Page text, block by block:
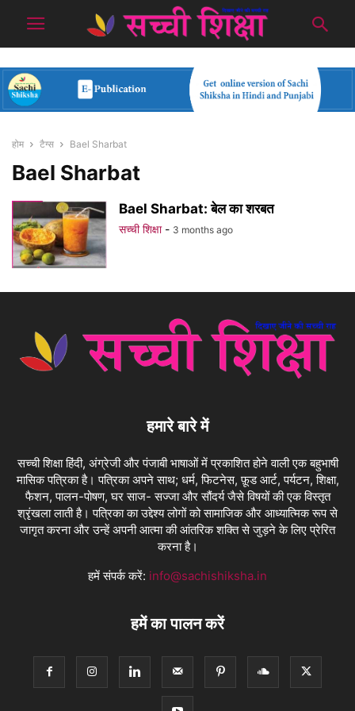
होम टैग्स Bael Sharbat
Bael Sharbat
Bael Sharbat: बेल का शरबत
सच्ची शिक्षा - 3 months ago
हमारे बारे में
सच्ची शिक्षा हिंदी, अंग्रेजी और पंजाबी भाषाओं में प्रकाशित होने वाली एक बहुभाषी
मासिक पत्रिका है। पत्रिका अपने साथ; धर्म, फिटनेस, फ़ूड आर्ट, पर्यटन, शिक्षा,
फैशन, पालन-पोषण, घर साज- सज्जा और सौंदर्य जैसे विषयों की एक विस्तृत
श्रृंखला लाती है। पत्रिका का उद्देश्य लोगों को सामाजिक और आध्यात्मिक रूप से
जागृत करना और उन्हें अपनी आत्मा की आंतरिक शक्ति से जुड़ने के लिए प्रेरित
करना है।
हमें संपर्क करें: info@sachishiksha.in
हमें का पालन करें